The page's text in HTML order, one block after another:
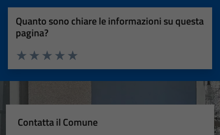
Quanto sono chiare le informazioni su questa
pagina?
Valuta 5 stelle su 5
Valuta 4 stelle su 5
Valuta 3 stelle su 5
Valuta 2 stelle su 5
Valuta 1 stelle su 5
Contatta il Comune